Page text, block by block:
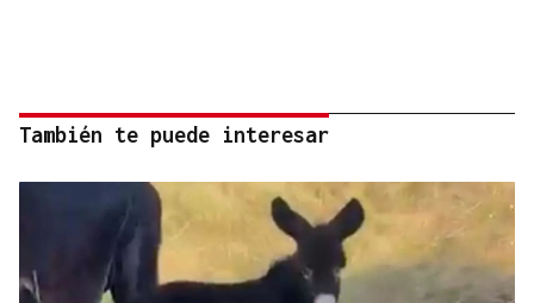
También te puede interesar